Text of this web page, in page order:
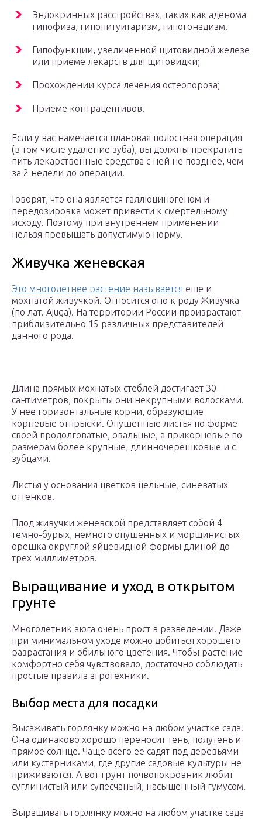
Эндокринных расстройствах, таких как аденома
гипофиза, гипопитуитаризм, гипогонадизм.
Гипофункции, увеличенной щитовидной железе
или приеме лекарств для щитовидки;
Прохождении курса лечения остеопороза;
Приеме контрацептивов.
Если у вас намечается плановая полостная операция
(в том числе удаление зуба), вы должны прекратить
пить лекарственные средства с ней не позднее, чем
за 2 недели до операции.
Говорят, что она является галлюциногеном и
передозировка может привести к смертельному
исходу. Поэтому при внутреннем применении
нельзя превышать допустимую норму.
Живучка женевская
Это многолетнее растение называется еще и
мохнатой живучкой. Относится оно к роду Живучка
(по лат. Ajuga). На территории России произрастают
приблизительно 15 различных представителей
данного рода.
Длина прямых мохнатых стеблей достигает 30
сантиметров, покрыты они некрупными волосками.
У нее горизонтальные корни, образующие
корневые отпрыски. Опушенные листья по форме
своей продолговатые, овальные, а прикорневые по
размерам более крупные, длинночерешковые и с
зубцами.
Листья у основания цветков цельные, синеватых
оттенков.
Плод живучки женевской представляет собой 4
темно-бурых, немного опушенных и морщинистых
орешка округлой яйцевидной формы длиной до
трех миллиметров.
Выращивание и уход в открытом
грунте
Многолетник аюга очень прост в разведении. Даже
при минимальном уходе можно добиться хорошего
разрастания и обильного цветения. Чтобы растение
комфортно себя чувствовало, достаточно соблюдать
простые правила агротехники.
Выбор места для посадки
Высаживать горлянку можно на любом участке сада.
Она одинаково хорошо переносит тень, полутень и
прямое солнце. Чаще всего ее садят под деревьями
или кустарниками, где другие садовые культуры не
приживаются. А вот грунт почвопокровник любит
суглинистый или супесчаный, насыщенный гумусом.
Выращивать горлянку можно на любом участке сада